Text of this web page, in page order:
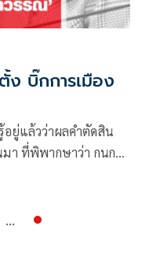
ง บิ๊กการเมือง
อยู่แล้วว่าผลคำตัดสิน
า ที่พิพากษาว่า กนก
ฐานจริยธรรมอย่าง
...